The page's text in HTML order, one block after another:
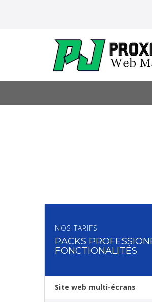
NOS TARIFS
PACKS
FONCTIONALITÉS
Site web multi-écrans